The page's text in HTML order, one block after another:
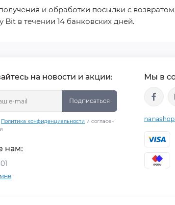
и обработки посылки с
Bit в течении 14 банковских дней.
на новости и акции:
Подписаться
Политика конфиденциальности и согласен
нам:
Мы в